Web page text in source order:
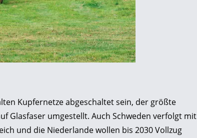
Kupfernetze abgeschaltet sein, der größte
Glasfaser umgestellt. Auch Schweden verfolgt mit
und die Niederlande wollen bis 2030 Vollzug